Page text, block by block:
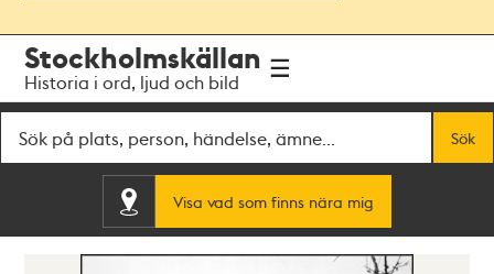
navigationen
huvudinnehållet
Stockholmskällan
Historia i ord, ljud och bild
Sök
Visa vad som finns nära mig